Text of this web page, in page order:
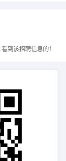
到该招聘信息的！